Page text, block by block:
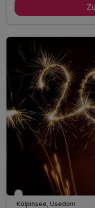
Saisonal verfügbar
Kölpinsee, Usedom